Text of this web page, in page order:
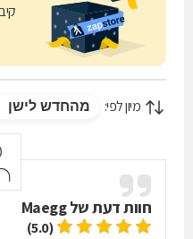
מיון לפי:
חוות דעת שלMaegg
(5.0)